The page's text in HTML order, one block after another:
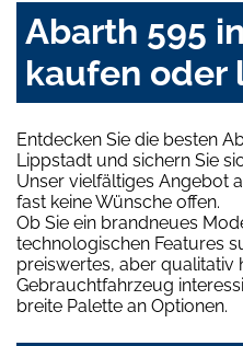
Abarth 595
kaufen oder
Entdecken Sie die besten
Lippstadt und sichern Sie
Unser vielfältiges Angebot
fast keine Wünsche offen.
Ob Sie ein brandneues
technologischen Features
preiswertes, aber qualitativ
Gebrauchtfahrzeug
breite Palette an Optionen.